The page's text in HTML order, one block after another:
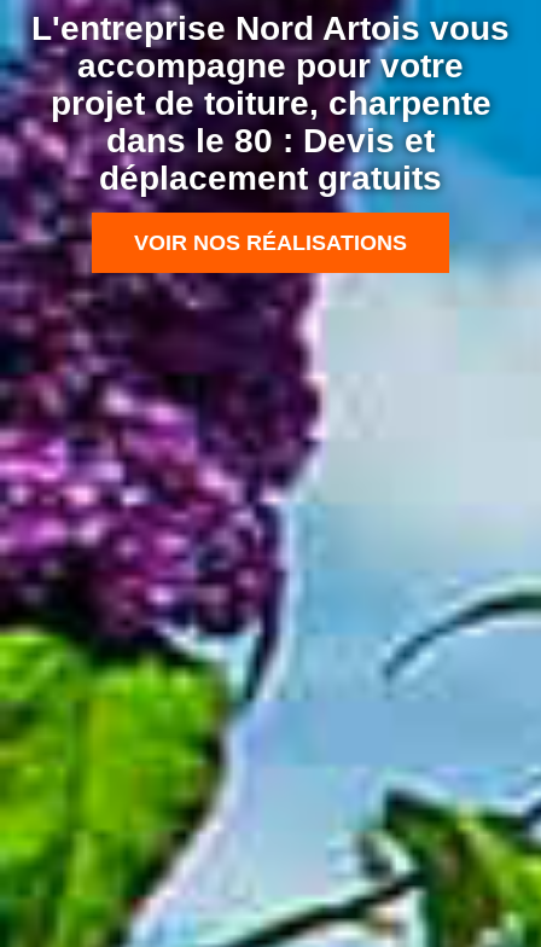
L'entreprise Nord Artois vous
accompagne pour votre
projet de toiture, charpente
dans le 80 : Devis et
déplacement gratuits
VOIR NOS RÉALISATIONS